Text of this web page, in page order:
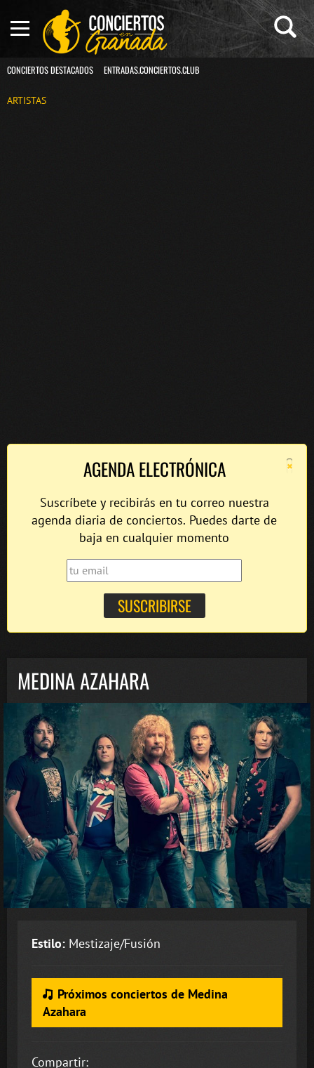
CONCIERTOS DESTACADOS ENTRADAS.CONCIERTOS.CLUB
ARTISTAS
×
AGENDA ELECTRÓNICA
Suscríbete y recibirás en tu correo nuestra
agenda diaria de conciertos. Puedes darte de
baja en cualquier momento
MEDINA AZAHARA
Estilo: Mestizaje/Fusión
Próximos conciertos de Medina
Azahara
Compartir: